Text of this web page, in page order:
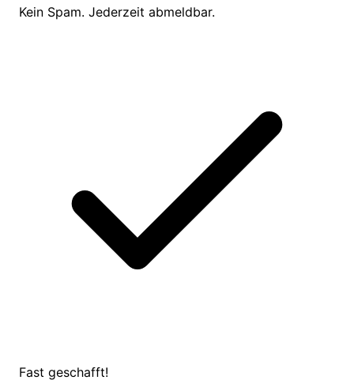
Kein Spam. Jederzeit abmeldbar.
Fast geschafft!